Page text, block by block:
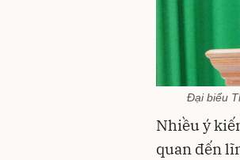
Đại biểu
Nhiều ý
quan đến